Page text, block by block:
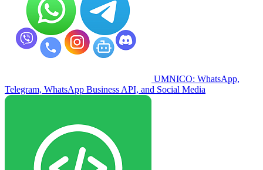
UMNICO: WhatsApp,
Telegram, WhatsApp Business API, and Social Media